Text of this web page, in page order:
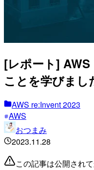
[レポート]
ことを学びまし
AWS re:Invent 2023
AWS
おつまみ
2023.11.28
この記事は公開され